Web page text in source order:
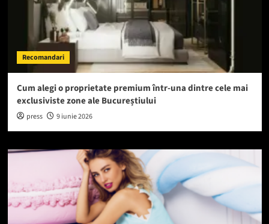
Recomandari
Cum alegi o proprietate premium într-una dintre cele mai
exclusiviste zone ale Bucureștiului
press 9 iunie 2026